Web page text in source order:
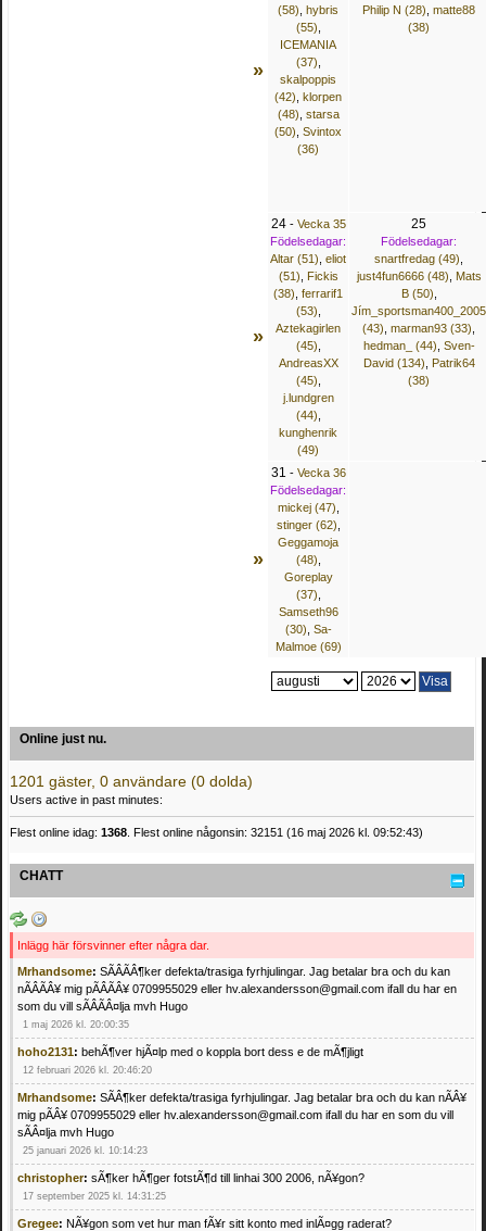
»
(58) hybris
(55)
ICEMANIA
(37)
skalpoppis
(42) klorpen
(48) starsa
(50) Svintox
(36)
Philip N (28) matte88
(38)
»
24- Vecka 35
Födelsedagar:
Altar (51) eliot
(51) Fickis
(38) ferrarif1
(53)
Aztekagirlen
(45)
AndreasXX
(45)
j.lundgren
(44)
kunghenrik
(49)
25
Födelsedagar:
snartfredag (49)
just4fun6666 (48) Mats
B (50)
Jím_sportsman400_2005
(43) marman93 (33)
hedman_ (44) Sven-
David (134) Patrik64
(38)
»
31 - Vecka 36
Födelsedagar:
mickej (47)
stinger (62)
Geggamoja
(48)
Goreplay
(37)
Samseth96
(30) Sa-
Malmoe (69)
Online just nu.
1201 gäster, 0 användare (0 dolda)
Users active in past minutes:
Flest online idag: 1368 . Flest online någonsin: 32151 (16 maj 2026 kl. 09:52:43)
CHATT
Inlägg här försvinner efter några dar.
Mrhandsome: SÃÂÃÂ¶ker defekta/trasiga fyrhjulingar. Jag betalar bra och du kan
nÃÂÃÂ¥ mig pÃÂÃÂ¥ 0709955029 eller hv.alexandersson@gmail.com ifall du har en
som du vill sÃÂÃÂ¤lja mvh Hugo
1 maj 2026 kl. 20:00:35
hoho2131: behÃ¶ver hjÃ¤lp med o koppla bort dess e de mÃ¶jligt
12 februari 2026 kl. 20:46:20
Mrhandsome: SÃÂ¶ker defekta/trasiga fyrhjulingar. Jag betalar bra och du kan nÃÂ¥
mig pÃÂ¥ 0709955029 eller hv.alexandersson@gmail.com ifall du har en som du vill
sÃÂ¤lja mvh Hugo
25 januari 2026 kl. 10:14:23
christopher: sÃ¶ker hÃ¶ger fotstÃ¶d till linhai 300 2006, nÃ¥gon?
17 september 2025 kl. 14:31:25
Gregee: NÃ¥gon som vet hur man fÃ¥r sitt konto med inlÃ¤gg raderat?